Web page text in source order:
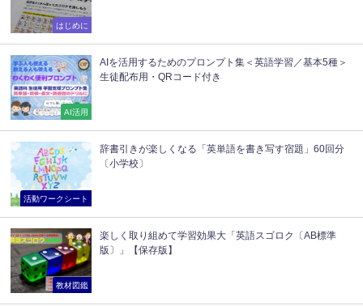
はじめに
AI活用
AIを活用するためのプロンプト集＜英語学習／基本5種＞
生徒配布用・QRコード付き
活動ワークシート
辞書引きが楽しくなる「英単語を書き写す宿題」60回分
〔小学校〕
教材図鑑
楽しく取り組めて学習効果大「英語スゴロク〔AB標準
版〕」【保存版】